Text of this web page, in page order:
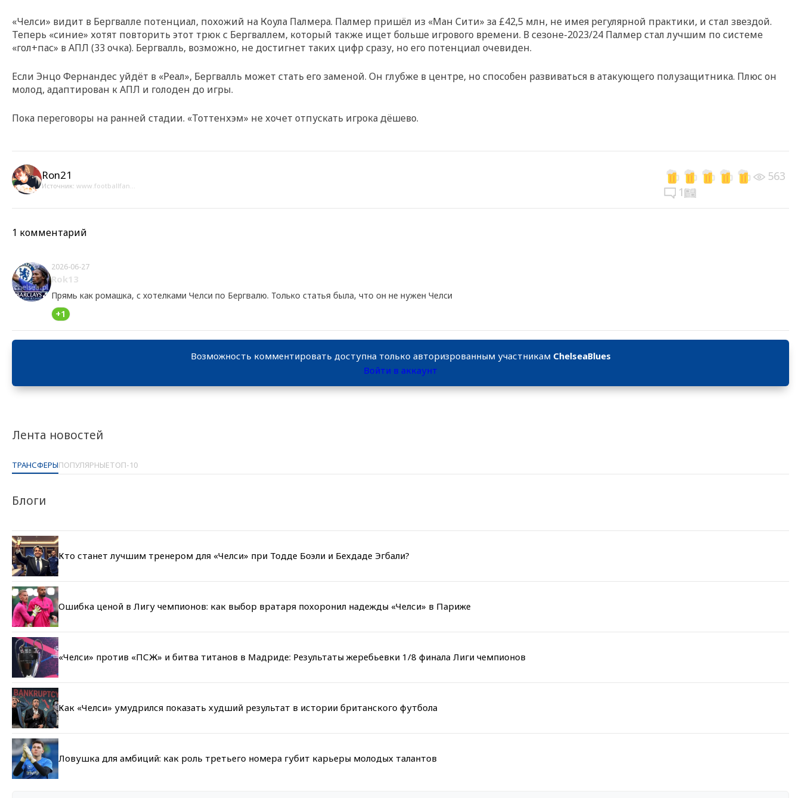
Лента новостей
ТРАНСФЕРЫПОПУЛЯРНЫЕТОП-10
Блоги
Кто станет лучшим тренером для «Челси» при Тодде Боэли и Бехдаде Эгбали?
Ошибка ценой в Лигу чемпионов: как выбор вратаря похоронил надежды «Челси» в Париже
«Челси» против «ПСЖ» и битва титанов в Мадриде: Результаты жеребьевки 1/8 финала Лиги чемпионов
Как «Челси» умудрился показать худший результат в истории британского футбола
Ловушка для амбиций: как роль третьего номера губит карьеры молодых талантов
«Челси» видит в Бергвалле потенциал, похожий на Коула Палмера. Палмер пришёл из «Ман Сити» за £42,5 млн, не имея регулярной практики, и стал звездой.
Теперь «синие» хотят повторить этот трюк с Бергваллем, который также ищет больше игрового времени. В сезоне-2023/24 Палмер стал лучшим по системе
«гол+пас» в АПЛ (33 очка). Бергвалль, возможно, не достигнет таких цифр сразу, но его потенциал очевиден.
Если Энцо Фернандес уйдёт в «Реал», Бергвалль может стать его заменой. Он глубже в центре, но способен развиваться в атакующего полузащитника. Плюс он
молод, адаптирован к АПЛ и голоден до игры.
Пока переговоры на ранней стадии. «Тоттенхэм» не хочет отпускать игрока дёшево.
Ron21
Источник: www.footballfan...
563
1
1 комментарий
2026-06-27
Rok13
Прямь как ромашка, с хотелками Челси по Бергвалю. Только статья была, что он не нужен Челси
+1
Возможность комментировать доступна только авторизрованным участникам ChelseaBlues
Войти в аккаунт